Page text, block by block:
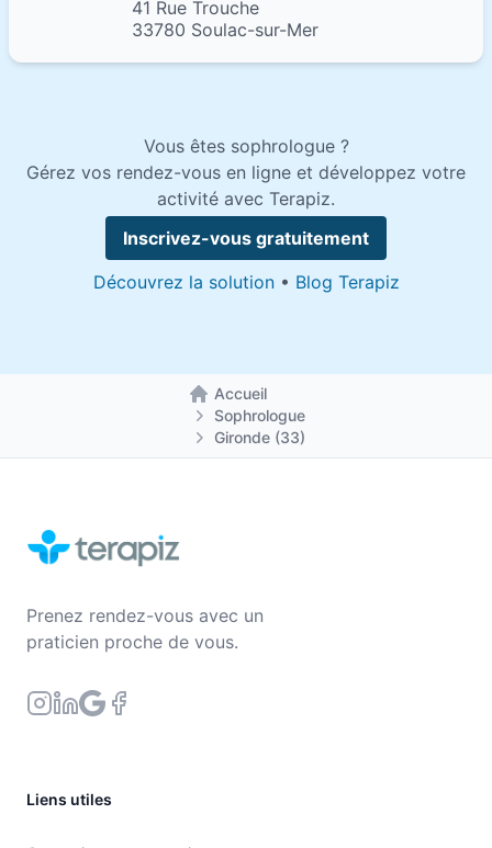
41 Rue Trouche
33780 Soulac-sur-Mer
Vous êtes sophrologue ?
Gérez vos rendez-vous en ligne et développez votre
activité avec Terapiz.
Inscrivez-vous gratuitement
Découvrez la solution• Blog Terapiz
Accueil
Retour à la page d'accueil
Sophrologue
Gironde (33)
Prenez rendez-vous avec un
praticien proche de vous.
Liens utiles